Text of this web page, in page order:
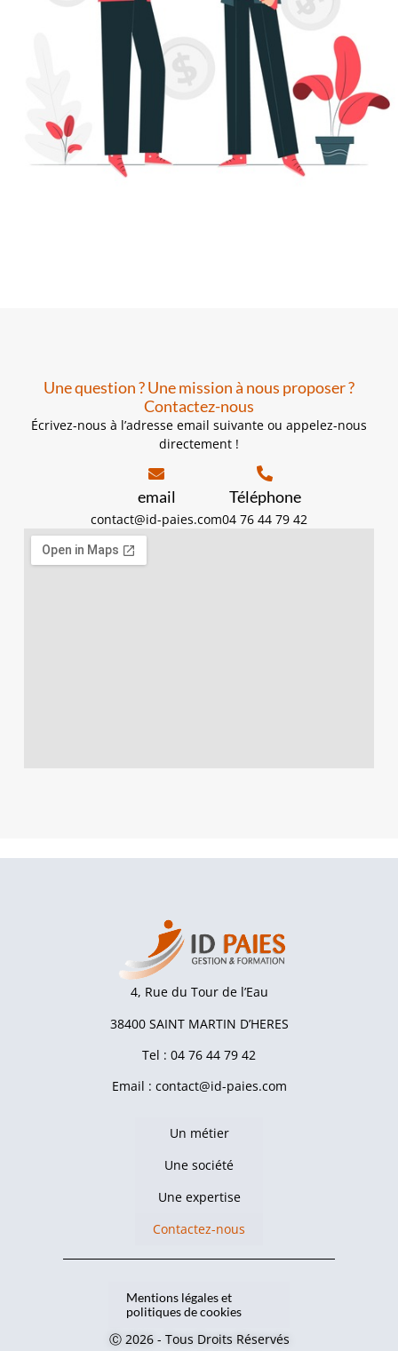
Une question ? Une mission à nous proposer ?
Contactez-nous
Écrivez-nous à l’adresse email suivante ou appelez-nous
directement !
email
contact@id-paies.com
Téléphone
04 76 44 79 42
4, Rue du Tour de l’Eau
38400 SAINT MARTIN D’HERES
Tel : 04 76 44 79 42
Email : contact@id-paies.com
Un métier
Une société
Une expertise
Contactez-nous
Mentions légales et
politiques de cookies
Ⓒ 2026 - Tous Droits Réservés